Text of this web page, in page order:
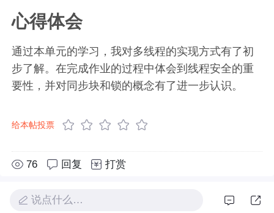
心得体会
通过本单元的学习，我对多线程的实现方式有了初
步了解。在完成作业的过程中体会到线程安全的重
要性，并对同步块和锁的概念有了进一步认识。
给本帖投票
76 回复 打赏
面向对象设计与构造
说点什么…